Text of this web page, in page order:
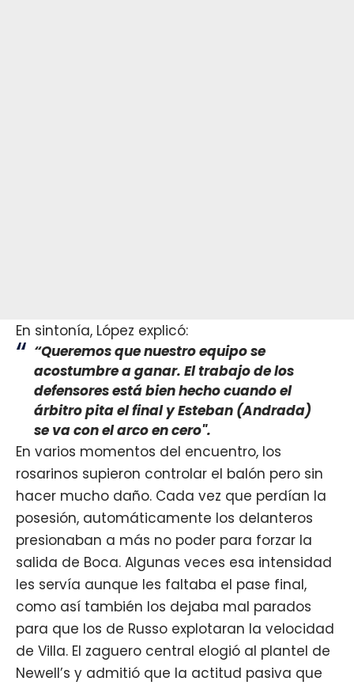
En sintonía, López explicó:
“Queremos que nuestro equipo se
acostumbre a ganar. El trabajo de los
defensores está bien hecho cuando el
árbitro pita el final y Esteban (Andrada)
se va con el arco en cero".
En varios momentos del encuentro, los
rosarinos supieron controlar el balón pero sin
hacer mucho daño. Cada vez que perdían la
posesión, automáticamente los delanteros
presionaban a más no poder para forzar la
salida de Boca. Algunas veces esa intensidad
les servía aunque les faltaba el pase final,
como así también los dejaba mal parados
para que los de Russo explotaran la velocidad
de Villa. El zaguero central elogió al plantel de
Newell’s y admitió que la actitud pasiva que